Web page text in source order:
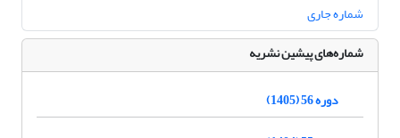
شماره جاری
شماره‌های پیشین نشریه
دوره 56 (1405)